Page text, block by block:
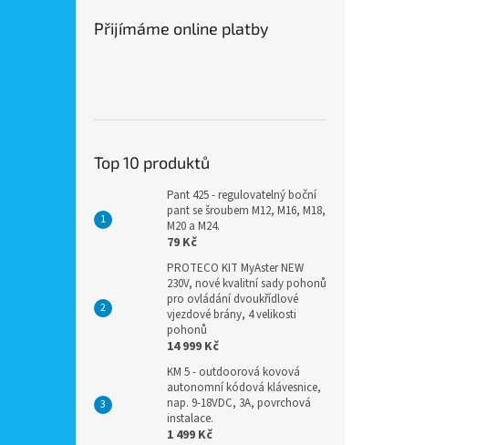
Přijímáme online platby
Top 10 produktů
Pant 425 - regulovatelný boční
pant se šroubem M12, M16, M18,
M20 a M24.
79 Kč
PROTECO KIT MyAster NEW
230V, nové kvalitní sady pohonů
pro ovládání dvoukřídlové
vjezdové brány, 4 velikosti
pohonů
14 999 Kč
KM 5 - outdoorová kovová
autonomní kódová klávesnice,
nap. 9-18VDC, 3A, povrchová
instalace.
1 499 Kč